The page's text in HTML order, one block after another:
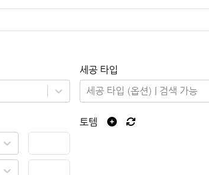
세공 타입
세공 타입 (옵션) | 검색 가능
토템